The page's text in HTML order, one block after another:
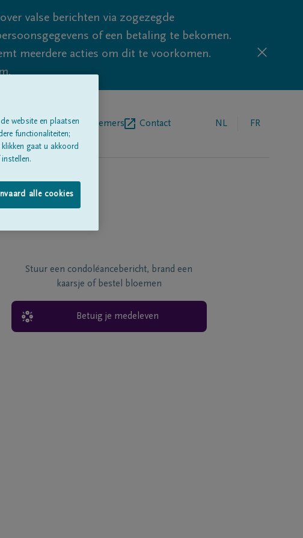
valse berichten via zogezegde
of een betaling te bekomen.
meerdere acties om dit te voorkomen.
onsBegrafenisondernemers Contact NL FR
Stuur een condoléancebericht, brand een
kaarsje of bestel bloemen
Betuig je medeleven
website en plaatsen
functionaliteiten;
gaat u akkoord
alle cookies